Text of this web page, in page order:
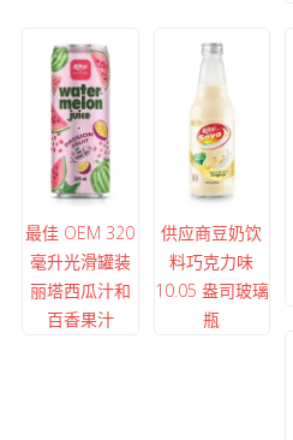
最佳 OEM 320
毫升光滑罐装
丽塔西瓜汁和
百香果汁
供应商豆奶饮
料巧克力味
10.05 盎司玻璃
瓶